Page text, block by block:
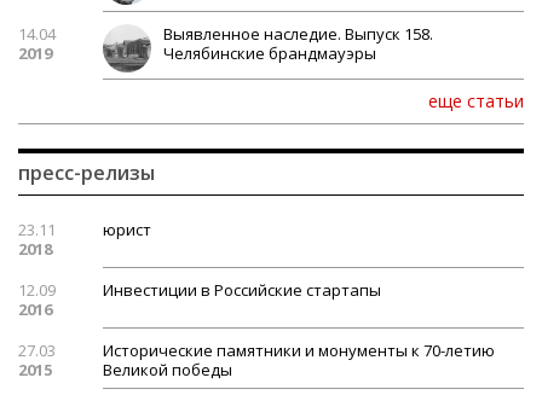
14.04
2019
Выявленное наследие. Выпуск 158.
Челябинские брандмауэры
еще статьи
пресс-релизы
23.11
2018
юрист
12.09
2016
Инвестиции в Российские стартапы
27.03
2015
Исторические памятники и монументы к 70-летию
Великой победы